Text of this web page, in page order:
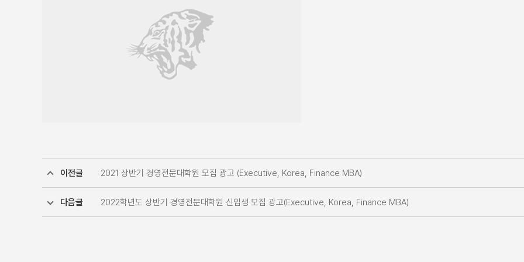
이전글 2021 상반기 경영전문대학원 모집 광고 (Executive, Korea, Finance MBA)
다음글 2022학년도 상반기 경영전문대학원 신입생 모집 광고(Executive, Korea, Finance MBA)